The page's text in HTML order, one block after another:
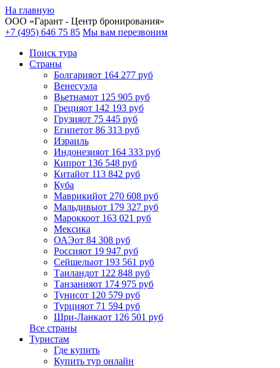
На главную
ООО «Гарант - Центр бронирования»
+7 (495) 646 75 85 Мы вам перезвоним
Поиск тура
Cтраны
Болгарияот 164 277 руб
Венесуэла
Вьетнамот 125 905 руб
Грецияот 142 193 руб
Грузияот 75 445 руб
Египетот 86 313 руб
Израиль
Индонезияот 164 333 руб
Кипрот 136 548 руб
Китайот 113 842 руб
Куба
Маврикийот 270 608 руб
Мальдивыот 179 327 руб
Мароккоот 163 021 руб
Мексика
ОАЭот 84 308 руб
Россияот 19 947 руб
Сейшелыот 193 561 руб
Таиландот 122 848 руб
Танзанияот 174 975 руб
Тунисот 120 579 руб
Турцияот 71 594 руб
Шри-Ланкаот 126 501 руб
Все страны
Туристам
Где купить
Купить тур онлайн